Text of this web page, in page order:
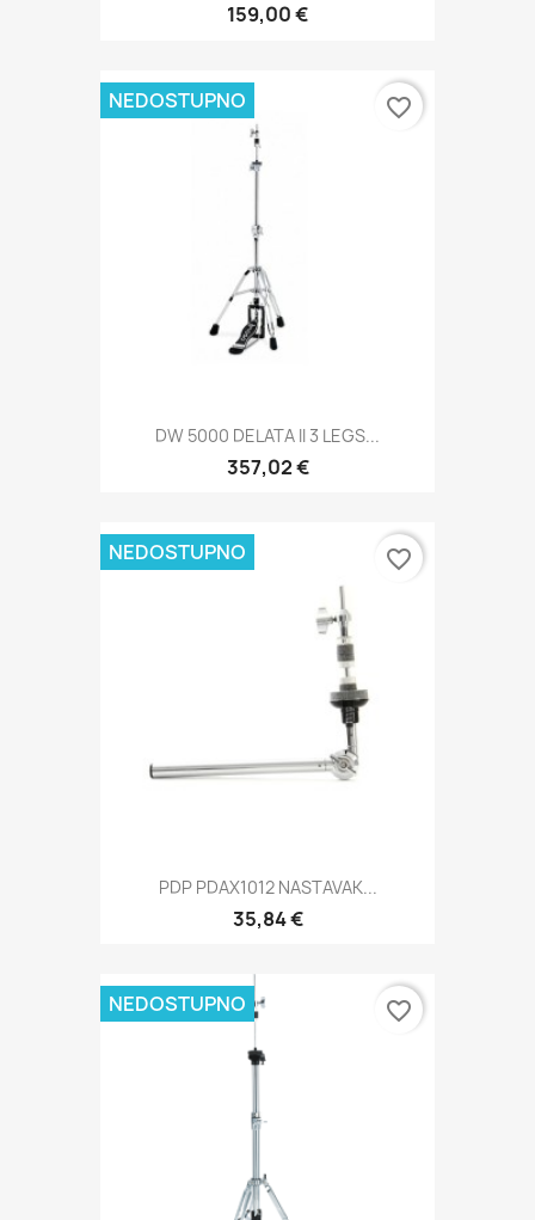
159,00 €
DW 5000 DELATA II 3 LEGS...
357,02 €
NEDOSTUPNO favorite_border
PDP PDAX1012 NASTAVAK...
35,84 €
NEDOSTUPNO favorite_border
NEDOSTUPNO favorite_border